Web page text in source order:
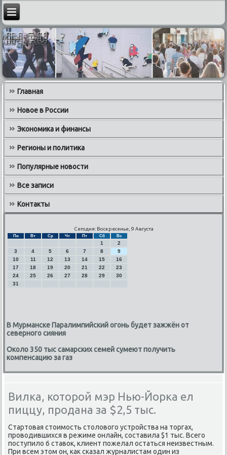
Главная
Новое в России
Экономика и финансы
Регионы и политика
Популярные новости
Все записи
Контакты
Сегодня: Воскресенье, 9 Августа
Пн Вт Ср Чт Пт Сб Вс
1
2
3
4 5 6 7 8
9
10
11 12 13 14 15
16
17
18 19 20 21 22
23
24
25 26 27 28 29
30
31
В Мурманске Паралимпийский огонь будет зажжён от
северного сияния
Около 350 тыс самарских семей сумеют получить
компенсацию за газ
Вилка, которой мэр Нью-Йорка ел
пиццу, продана за $2,5 тыс.
Стартовая стоимость столового устройства на торгах,
проводившихся в режиме онлайн, составила $1 тыс. Всего
поступило 6 ставок, клиент пожелал остаться неизвестным.
При всем этом он, как сказал журналистам один из